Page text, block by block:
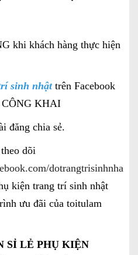
khi khách hàng thực hiện
sinh nhậttrên Facebook
CÔNG KHAI
đăng chia sẻ.
dõi
kiện trang trí sinh nhật
ưu đãi của toitulam
SỈ LẺ PHỤ KIỆN